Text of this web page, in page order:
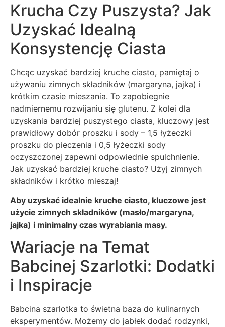
Krucha Czy Puszysta? Jak
Uzyskać Idealną
Konsystencję Ciasta
Chcąc uzyskać bardziej kruche ciasto, pamiętaj o
używaniu zimnych składników (margaryna, jajka) i
krótkim czasie mieszania. To zapobiegnie
nadmiernemu rozwijaniu się glutenu. Z kolei dla
uzyskania bardziej puszystego ciasta, kluczowy jest
prawidłowy dobór proszku i sody – 1,5 łyżeczki
proszku do pieczenia i 0,5 łyżeczki sody
oczyszczonej zapewni odpowiednie spulchnienie.
Jak uzyskać bardziej kruche ciasto? Użyj zimnych
składników i krótko mieszaj!
Aby uzyskać idealnie kruche ciasto, kluczowe jest
użycie zimnych składników (masło/margaryna,
jajka) i minimalny czas wyrabiania masy.
Wariacje na Temat
Babcinej Szarlotki: Dodatki
i Inspiracje
Babcina szarlotka to świetna baza do kulinarnych
eksperymentów. Możemy do jabłek dodać rodzynki,